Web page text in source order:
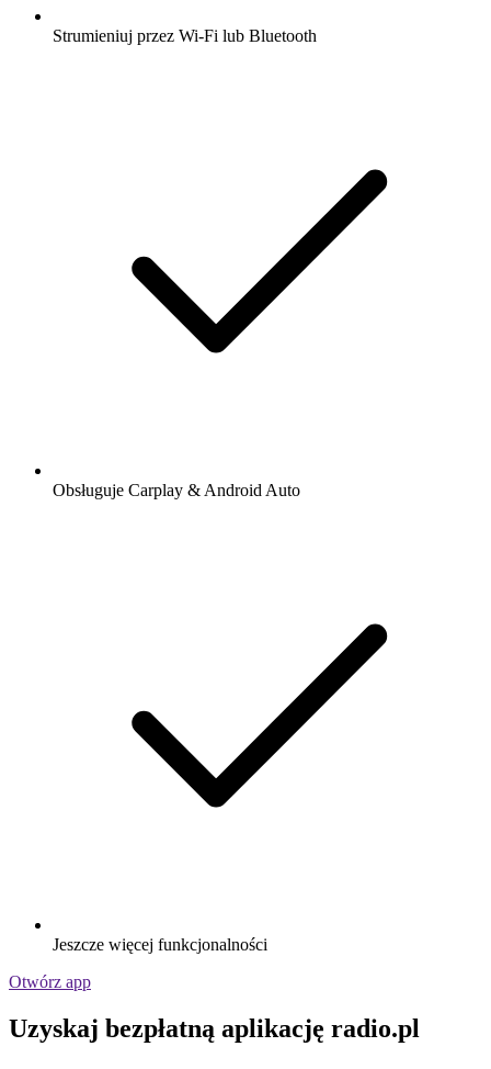
Strumieniuj przez Wi-Fi lub Bluetooth
Obsługuje Carplay & Android Auto
Jeszcze więcej funkcjonalności
Otwórz app
Uzyskaj bezpłatną aplikację radio.pl